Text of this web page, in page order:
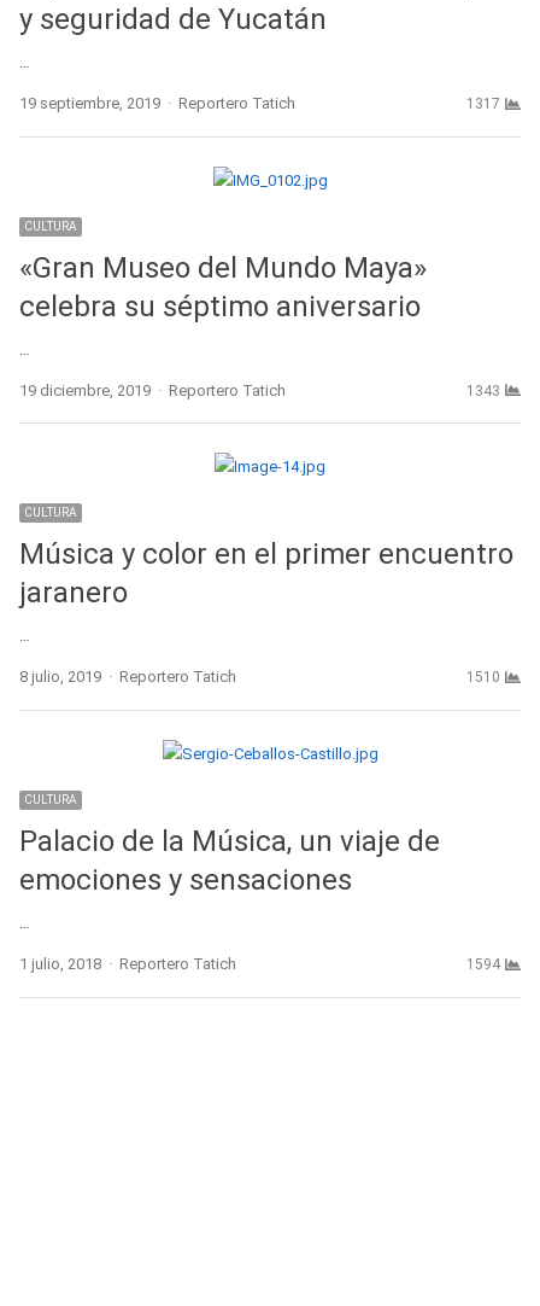
y seguridad de Yucatán
19 septiembre, 2019 Author
Reportero Tatich 1317
CULTURA
«Gran Museo del Mundo Maya»
celebra su séptimo aniversario
19 diciembre, 2019 Author
Reportero Tatich 1343
CULTURA
Música y color en el primer encuentro
jaranero
…
8 julio, 2019 Author
Reportero Tatich 1510
CULTURA
Palacio de la Música, un viaje de
emociones y sensaciones
…
1 julio, 2018 Author
Reportero Tatich 1594